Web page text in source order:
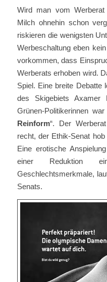
Wird man vom
Milch ohnehin schon
riskieren die wenigsten
Werbeschaltung eben
vorkommen, dass
Werberats erhoben wird.
Spiel. Eine breite
des Skigebiets
Grünen-Politikerinnen
Reinform“. Der
recht, der Ethik-Senat
Eine erotische
einer Reduktion
Geschlechtsmerkmale,
Senats.